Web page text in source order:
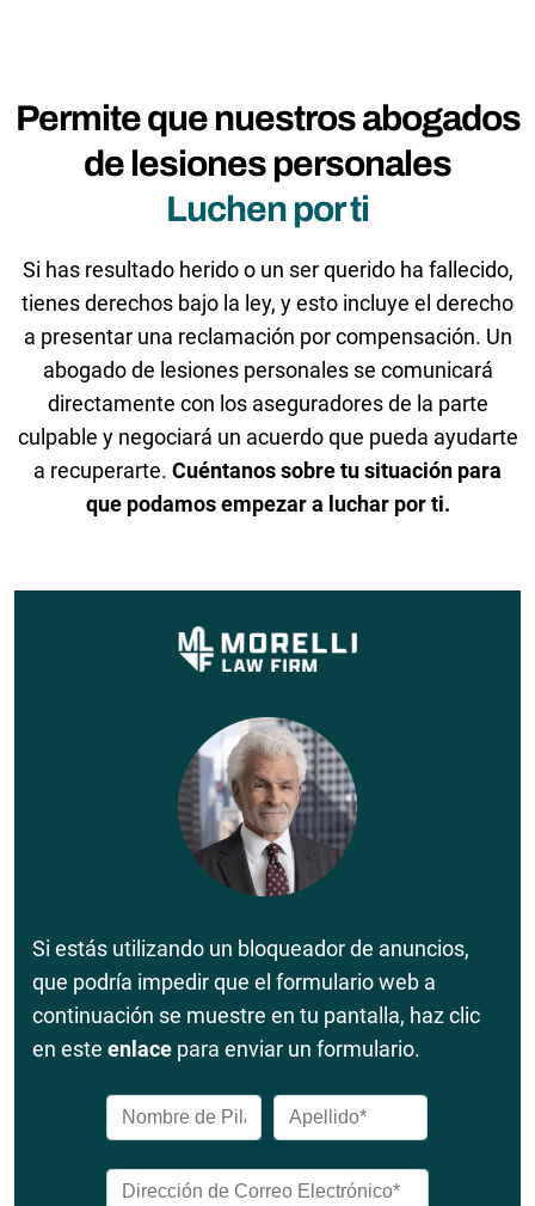
Permite que nuestros abogados
de lesiones personales
Luchen por ti
Si has resultado herido o un ser querido ha fallecido,
tienes derechos bajo la ley, y esto incluye el derecho
a presentar una reclamación por compensación. Un
abogado de lesiones personales se comunicará
directamente con los aseguradores de la parte
culpable y negociará un acuerdo que pueda ayudarte
a recuperarte. Cuéntanos sobre tu situación para
que podamos empezar a luchar por ti.
Si estás utilizando un bloqueador de anuncios,
que podría impedir que el formulario web a
continuación se muestre en tu pantalla, haz clic
en este enlace para enviar un formulario.